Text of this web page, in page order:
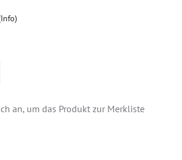
an, um das Produkt zur Merkliste